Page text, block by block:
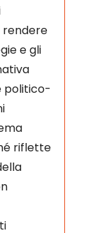
rendere
e gli
politico-
riflette